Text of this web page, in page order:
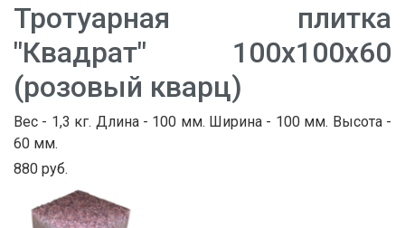
Тротуарная плитка
"Квадрат" 100х100х60
(розовый кварц)
Вес - 1,3 кг. Длина - 100 мм. Ширина - 100 мм. Высота -
60 мм.
880 руб.